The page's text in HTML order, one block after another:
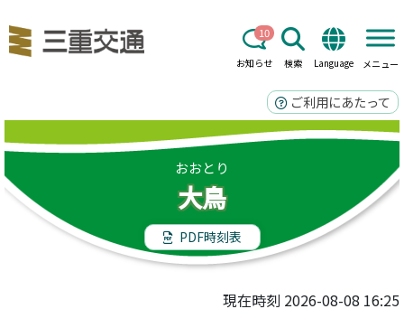
お知らせ
10
検索 Language メニュー
ご利用にあたって
おおとり
大鳥
PDF時刻表
現在時刻 2026-08-08 16:25